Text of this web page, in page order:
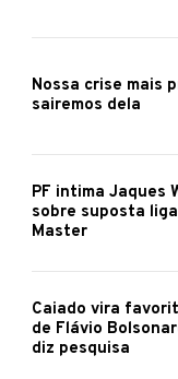
Nossa crise mais
sairemos dela
PF intima Jaques
sobre suposta
Master
Caiado vira
de Flávio
diz pesquisa